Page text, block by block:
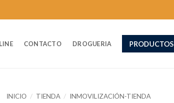
CONTACTO DROGUERIA PRODUCTOS
INICIO / TIENDA / INMOVILIZACIÓN-TIENDA